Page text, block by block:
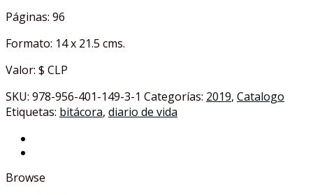
Páginas: 96
Formato: 14 x 21.5 cms.
Valor: $ CLP
SKU: 978-956-401-149-3-1 Categorías: 2019, Catalogo
Etiquetas: bitácora, diario de vida
Browse